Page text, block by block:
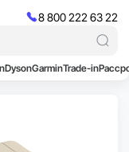
8 800 222 63 22
DysonGarminTrade-in